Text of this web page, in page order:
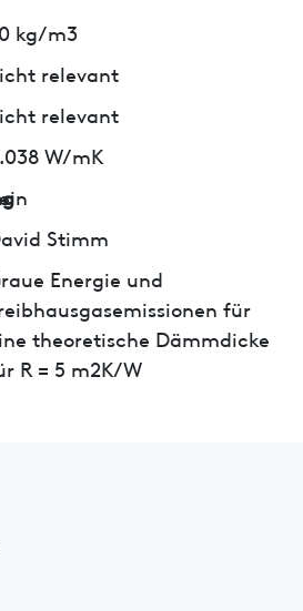
kg/m3
relevant
relevant
W/mK
Stimm
Energie und
für
theoretische Dämmdicke
R = 5 m2K/W